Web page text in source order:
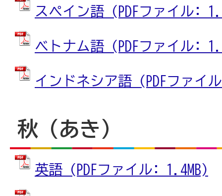
スペイン語 (PDFファイル:
ベトナム語 (PDFファイル:
インドネシア語 (PDFファイ
秋（あき）
英語 (PDFファイル: 1.4MB)